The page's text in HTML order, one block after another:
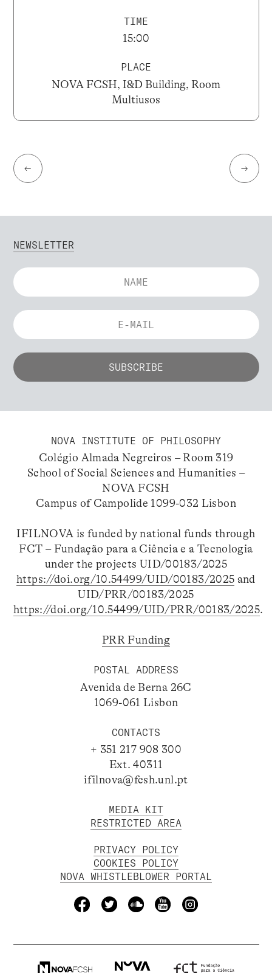
TIME
15:00
PLACE
NOVA FCSH, I&D Building, Room
Multiusos
← →
NEWSLETTER
NOVA INSTITUTE OF PHILOSOPHY
Colégio Almada Negreiros – Room 319
School of Social Sciences and Humanities –
NOVA FCSH
Campus of Campolide 1099-032 Lisbon
IFILNOVA is funded by national funds through
FCT – Fundação para a Ciência e a Tecnologia
under the projects UID/00183/2025
https://doi.org/10.54499/UID/00183/2025 and
UID/PRR/00183/2025
https://doi.org/10.54499/UID/PRR/00183/2025.
PRR Funding
POSTAL ADDRESS
Avenida de Berna 26C
1069-061 Lisbon
CONTACTS
+ 351 217 908 300
Ext. 40311
ifilnova@fcsh.unl.pt
MEDIA KIT
RESTRICTED AREA
PRIVACY POLICY
COOKIES POLICY
NOVA WHISTLEBLOWER PORTAL